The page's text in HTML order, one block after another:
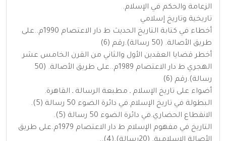
الزعامة والحكم في الإسلام.
تاريخية وتاريخ إسلامي
أخطاء في كتابة التاريخ الحديث ط دار الاعتصام 1990م..على
طريق الأصالة. (50 رسالة).رقم (6)
أخطر قضايا العقدين الأول والثاني من القرن الخامس عشر
الهجري ط دار الاعتصام 1989م..على طريق الأصالة. (50
رسالة).رقم (6)
أضواء على تاريخ الإسلام ـ مطبعة الرسالة ـ القاهرة.
البطولة في تاريخ الإسلام.في دائرة الضوء 50 رسالة (5).
الانقطاع الحضاري.في دائرة الضوء 50 رسالة (5).
التاريخ في مفهوم الإسلام ط دار الاعتصام 1979م.على طريق